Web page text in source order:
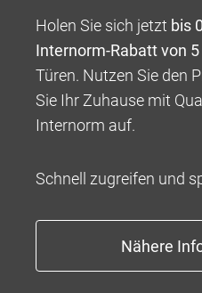
100 %
Wir bieten Ihnen ein
beginnend mit einer
Garantieleistungen, die
Holen Sie sich jetzt bis
Internorm-Rabatt von 5
Türen. Nutzen Sie den
Sie Ihr Zuhause mit
Internorm auf.
Schnell zugreifen und